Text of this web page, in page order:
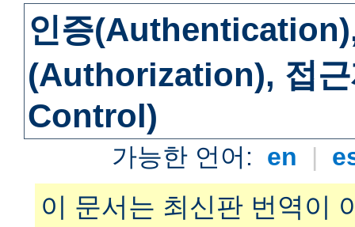
인증
(Authorization), 접
Control)
가능한 언어: en |
이 문서는 최신판 번역이